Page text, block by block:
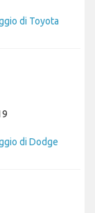
di Toyota
di Dodge